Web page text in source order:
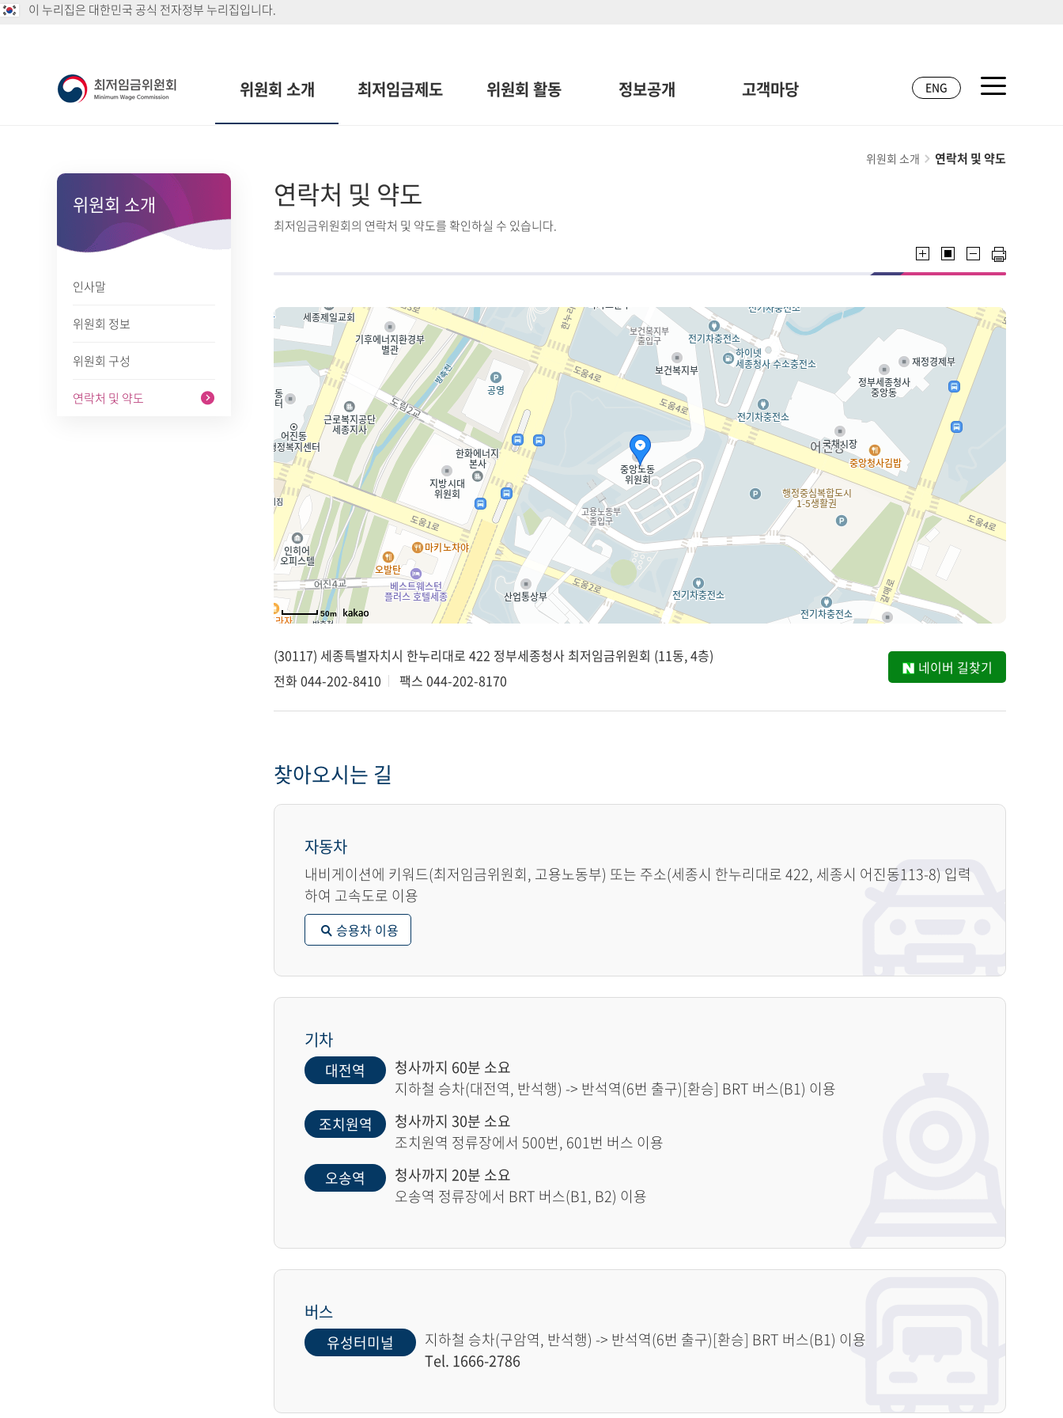
이 누리집은 대한민국 공식 전자정부 누리집입니다.
위원회 소개 최저임금제도 위원회 활동 정보공개 고객마당 ENG
위원회 소개
인사말
위원회 정보
위원회 구성
연락처 및 약도
위원회 소개 연락처 및 약도
연락처 및 약도
최저임금위원회의 연락처 및 약도를 확인하실 수 있습니다.
50m
(30117) 세종특별자치시 한누리대로 422 정부세종청사 최저임금위원회 (11동, 4층)
전화044-202-8410 팩스 044-202-8170
네이버 길찾기
찾아오시는 길
자동차
내비게이션에 키워드(최저임금위원회, 고용노동부) 또는 주소(세종시 한누리대로 422, 세종시 어진동113-8) 입력
하여 고속도로 이용
승용차 이용
기차
대전역
청사까지 60분 소요
지하철 승차(대전역, 반석행) -> 반석역(6번 출구)[환승] BRT 버스(B1) 이용
조치원역
청사까지 30분 소요
조치원역 정류장에서 500번, 601번 버스 이용
오송역
청사까지 20분 소요
오송역 정류장에서 BRT 버스(B1, B2) 이용
버스
유성터미널
지하철 승차(구암역, 반석행) -> 반석역(6번 출구)[환승] BRT 버스(B1) 이용
Tel. 1666-2786